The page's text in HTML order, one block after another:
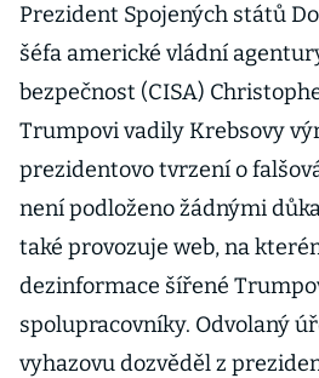
Prezident Spojených států
šéfa americké vládní
bezpečnost (CISA)
Trumpovi vadily Krebsovy
prezidentovo tvrzení o
není podloženo žádnými
také provozuje web, na
dezinformace šířené
spolupracovníky. Odvolaný
vyhazovu dozvěděl z